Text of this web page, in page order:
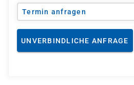
Termin anfragen
UNVERBINDLICHE ANFRAGE